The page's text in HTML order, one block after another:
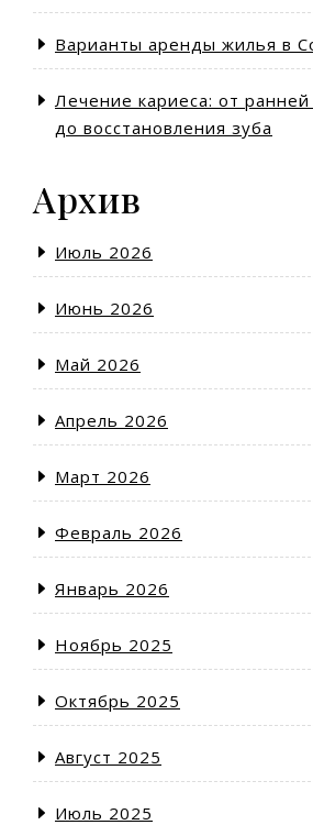
Варианты аренды жилья в
Лечение кариеса: от ранней
до восстановления зуба
Архив
Июль 2026
Июнь 2026
Май 2026
Апрель 2026
Март 2026
Февраль 2026
Январь 2026
Ноябрь 2025
Октябрь 2025
Август 2025
Июль 2025